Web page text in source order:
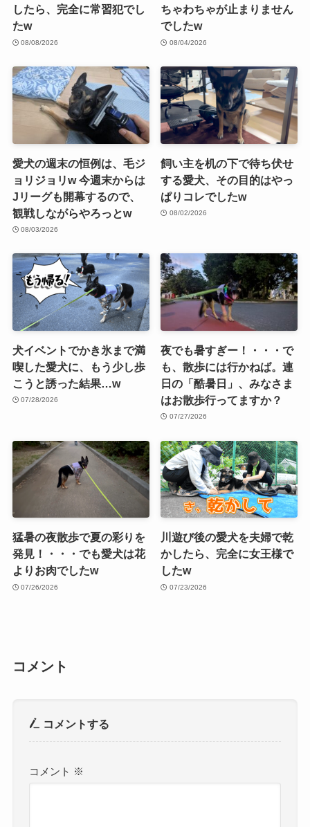
したら、完全に常習犯でし
たw
08/08/2026
ちゃわちゃが止まりません
でしたw
08/04/2026
愛犬の週末の恒例は、毛ジ
ョリジョリw 今週末からは
Jリーグも開幕するので、
観戦しながらやろっとw
08/03/2026
飼い主を机の下で待ち伏せ
する愛犬、その目的はやっ
ぱりコレでしたw
08/02/2026
犬イベントでかき氷まで満
喫した愛犬に、もう少し歩
こうと誘った結果…w
07/28/2026
夜でも暑すぎー！・・・で
も、散歩には行かねば。連
日の「酷暑日」、みなさま
はお散歩行ってますか？
07/27/2026
猛暑の夜散歩で夏の彩りを
発見！・・・でも愛犬は花
よりお肉でしたw
07/26/2026
川遊び後の愛犬を夫婦で乾
かしたら、完全に女王様で
したw
07/23/2026
コメント
コメントする
コメント ※